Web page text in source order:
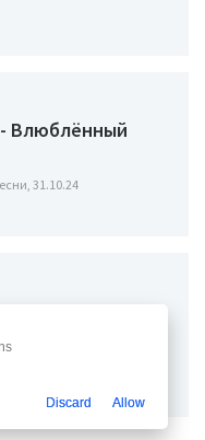
Влюблённый
31.10.24
- Волк
23.07.24
Discard Allow